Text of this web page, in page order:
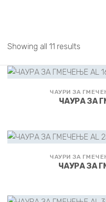
Showing all 11 results
ЧАУРИ ЗА
ЧАУРА ЗА
ЧАУРИ ЗА
ЧАУРА ЗА